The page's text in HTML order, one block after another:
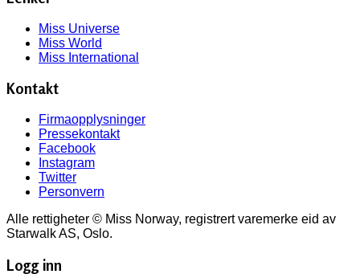
Miss Universe
Miss World
Miss International
Kontakt
Firmaopplysninger
Pressekontakt
Facebook
Instagram
Twitter
Personvern
Alle rettigheter © Miss Norway, registrert varemerke eid av
Starwalk AS, Oslo.
Logg inn